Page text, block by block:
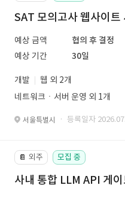
SAT 모의고사 웹사이트
예상 금액
협의 후 결정
예상 기간
30일
개발
웹 외 2개
네트워크ㆍ서버 운영 외 1개
서울특별시 · 등록일자
📔 외주 모집 중
사내 통합 LLM API 게